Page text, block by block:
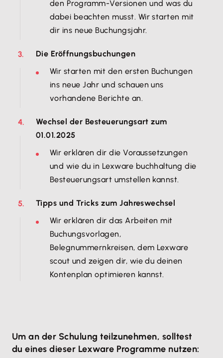
den Programm-Versionen und was du
dabei beachten musst. Wir starten mit
dir ins neue Buchungsjahr.
Die Eröffnungsbuchungen
Wir starten mit den ersten Buchungen
ins neue Jahr und schauen uns
vorhandene Berichte an.
Wechsel der Besteuerungsart zum
01.01.2025
Wir erklären dir die Voraussetzungen
und wie du in Lexware buchhaltung die
Besteuerungsart umstellen kannst.
Tipps und Tricks zum Jahreswechsel
Wir erklären dir das Arbeiten mit
Buchungsvorlagen,
Belegnummernkreisen, dem Lexware
scout und zeigen dir, wie du deinen
Kontenplan optimieren kannst.
Um an der Schulung teilzunehmen, solltest
du eines dieser Lexware Programme nutzen: